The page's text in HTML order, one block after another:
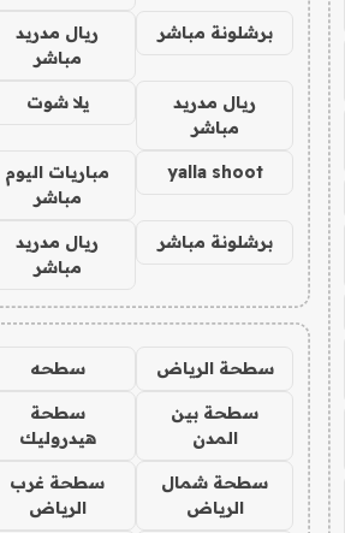
برشلونة مباشر
ريال مدريد
مباشر
ريال مدريد
مباشر
يلا شوت
yalla shoot
مباريات اليوم
مباشر
برشلونة مباشر
ريال مدريد
مباشر
سطحة الرياض سطحه
سطحة بين
المدن
سطحة
هيدروليك
سطحة شمال
الرياض
سطحة غرب
الرياض